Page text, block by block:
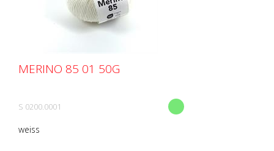
MERINO 85 01 50G
S 0200.0001
weiss